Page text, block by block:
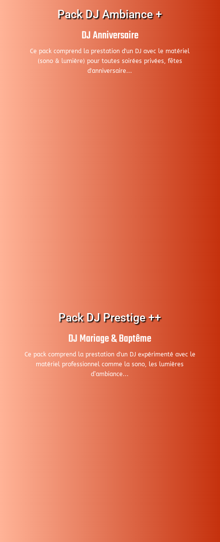
Pack DJ Ambiance +
DJ Anniversaire
Ce pack comprend la prestation d'un DJ avec le matériel
(sono & lumière) pour toutes soirées privées, fêtes
d'anniversaire...
Pack DJ Prestige ++
DJ Mariage & Baptême
Ce pack comprend la prestation d'un DJ expérimenté avec le
matériel professionnel comme la sono, les lumières
d’ambiance...